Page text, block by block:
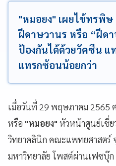
"หมอยง" เผยไข้ทรพิ
ฝีดาษวานร หรือ “ฝีด
ป้องกันได้ด้วยวัคซีน แ
แทรกซ้อนน้อยกว่า
เมื่อวันที่ 29 พฤษภาคม 2565
หรือ "หมอยง" หัวหน้าศูนย์เชี่ย
วิทยาคลินิก คณะแพทยศาสตร์
มหาวิทยาลัย โพสต์ผ่านเฟซบุ๊ก